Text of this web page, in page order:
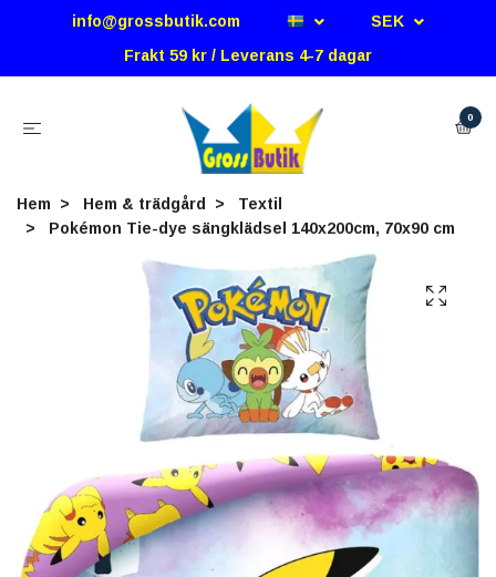
info@grossbutik.com
SEK
Frakt 59 kr / Leverans 4-7 dagar
0
Hem Hem & trädgård
Textil
Pokémon Tie-dye sängklädsel 140x200cm, 70x90 cm